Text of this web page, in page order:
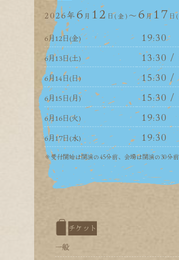
2026年 6 12 金 〜 6 17
6月12日 (金) 19:30
6月13日(土) 13:30 /
6月14日 (日) 15:30 /
6月15日(月) 15:30 /
6月16日 (火) 19:30
6月17日(水) 19:30
※受付開始は開演の45分前、会場は開演の30分前
チケット
一般